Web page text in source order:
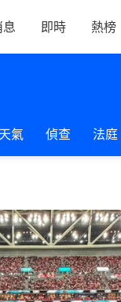
息 即時 熱榜
天氣 偵查 法庭